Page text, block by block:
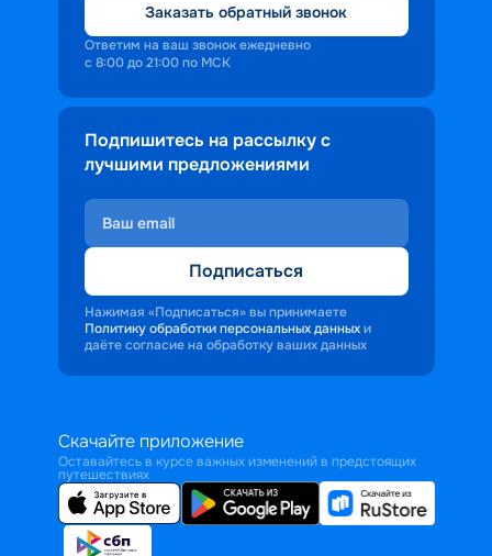
Заказать обратный звонок
Ответим на ваш звонок ежедневно
с 8:00 до 21:00 по МСК
Подпишитесь на рассылку с
лучшими предложениями
Подписаться
Нажимая «Подписаться» вы принимаете
Политику обработки персональных данных и
даёте согласие на обработку ваших данных
Скачайте приложение
Оставайтесь в курсе важных изменений в предстоящих
путешествиях